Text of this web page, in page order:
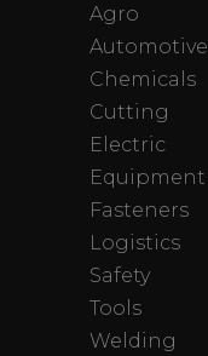
Agro
Automotive
Chemicals
Cutting
Electric
Equipment
Fasteners
Logistics
Safety
Tools
Welding